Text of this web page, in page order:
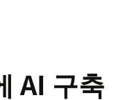
AI 구축